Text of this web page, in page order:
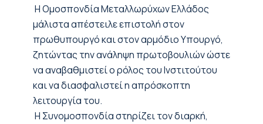
Η Ομοσπονδία Μεταλλωρύχων Ελλάδος
μάλιστα απέστειλε επιστολή στον
πρωθυπουργό και στον αρμόδιο Υπουργό,
ζητώντας την ανάληψη πρωτοβουλιών ώστε
να αναβαθμιστεί ο ρόλος του Ινστιτούτου
και να διασφαλιστεί η απρόσκοπτη
λειτουργία του.
Η Συνομοσπονδία στηρίζει τον διαρκή,